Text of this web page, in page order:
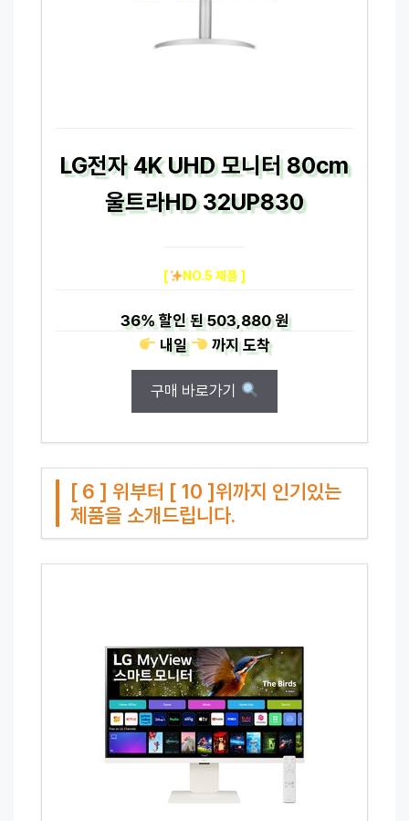
LG전자 4K UHD 모니터 80cm
울트라HD 32UP830
[ NO.5 제품 ]
36%할인 된503,880 원
내일
까지도착
구매 바로가기
[ 6 ] 위부터 [ 10 ]위까지 인기있는
제품을 소개드립니다.